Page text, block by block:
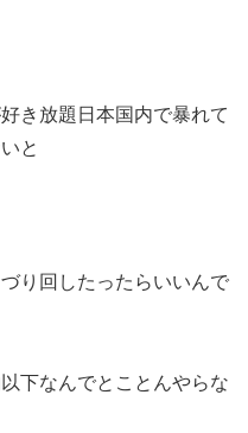
き放題日本国内で暴れて
と
り回したったらいいんで
下なんでとことんやらな